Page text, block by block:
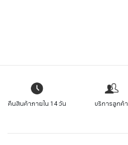
คืนสินค้าภายใน 14 วัน บริการลูกค้า